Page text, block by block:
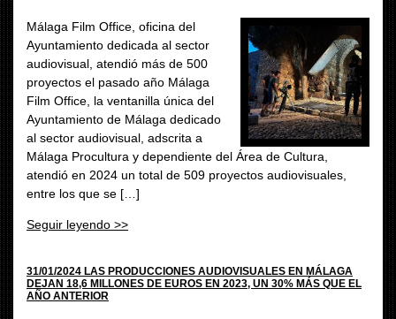
Málaga Film Office, oficina del
Ayuntamiento dedicada al sector
audiovisual, atendió más de 500
proyectos el pasado año Málaga
Film Office, la ventanilla única del
Ayuntamiento de Málaga dedicado
al sector audiovisual, adscrita a
Málaga Procultura y dependiente del Área de Cultura,
atendió en 2024 un total de 509 proyectos audiovisuales,
entre los que se […]
Seguir leyendo >>
31/01/2024 LAS PRODUCCIONES AUDIOVISUALES EN MÁLAGA
DEJAN 18,6 MILLONES DE EUROS EN 2023, UN 30% MÁS QUE EL
AÑO ANTERIOR